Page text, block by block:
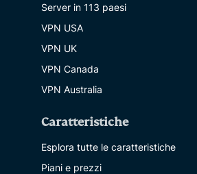
Server in 113 paesi
VPN USA
VPN UK
VPN Canada
VPN Australia
Caratteristiche
Esplora tutte le caratteristiche
Piani e prezzi